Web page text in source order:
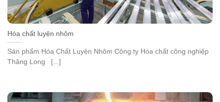
Hóa chất luyện nhôm
Sản phẩm Hóa Chất Luyện Nhôm Công ty Hóa chất công nghiệp
Thăng Long [...]